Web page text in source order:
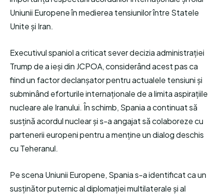
Uniunii Europene în medierea tensiunilor între Statele
Unite și Iran.
Executivul spaniol a criticat sever decizia administrației
Trump de a ieși din JCPOA, considerând acest pas ca
fiind un factor declanșator pentru actualele tensiuni și
subminând eforturile internaționale de a limita aspirațiile
nucleare ale Iranului. În schimb, Spania a continuat să
susțină acordul nuclear și s-a angajat să colaboreze cu
partenerii europeni pentru a menține un dialog deschis
cu Teheranul.
Pe scena Uniunii Europene, Spania s-a identificat ca un
susținător puternic al diplomației multilaterale și al